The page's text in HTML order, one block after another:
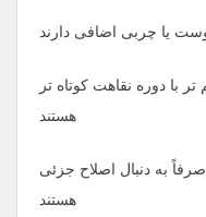
یا چربی اضافی دارند
با دوره نقاهت کوتاه ‌تر
هستند
به دنبال اصلاح جزئی
هستند